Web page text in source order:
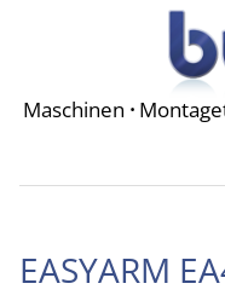
Maschinen ·
EASYARM